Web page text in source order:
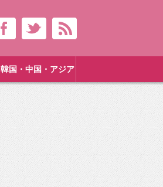
韓国・中国・アジア